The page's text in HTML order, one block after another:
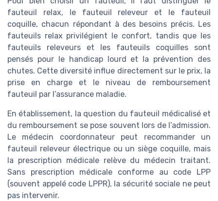
fauteuil relax, le fauteuil releveur et le fauteuil
coquille, chacun répondant à des besoins précis. Les
fauteuils relax privilégient le confort, tandis que les
fauteuils releveurs et les fauteuils coquilles sont
pensés pour le handicap lourd et la prévention des
chutes. Cette diversité influe directement sur le prix, la
prise en charge et le niveau de remboursement
fauteuil par l’assurance maladie.
En établissement, la question du fauteuil médicalisé et
du remboursement se pose souvent lors de l’admission.
Le médecin coordonnateur peut recommander un
fauteuil releveur électrique ou un siège coquille, mais
la prescription médicale relève du médecin traitant.
Sans prescription médicale conforme au code LPP
(souvent appelé code LPPR), la sécurité sociale ne peut
pas intervenir.